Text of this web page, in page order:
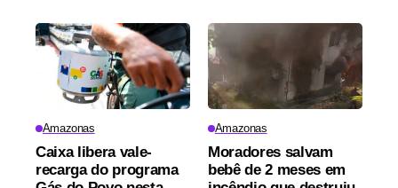
Amazonas
Caixa libera vale-
recarga do programa
Amazonas
Moradores salvam
bebê de 2 meses em